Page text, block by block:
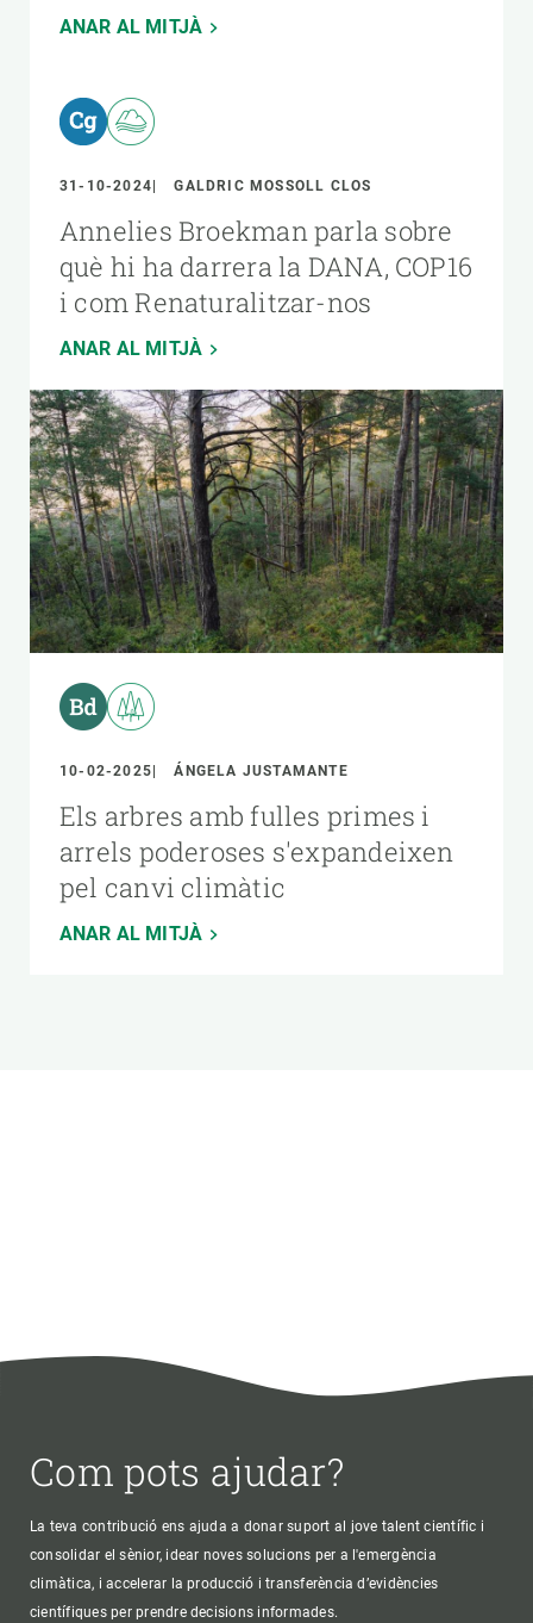
ANAR AL MITJÀ
31-10-2024 GALDRIC MOSSOLL CLOS
Annelies Broekman parla sobre
què hi ha darrera la DANA, COP16
i com Renaturalitzar-nos
ANAR AL MITJÀ
10-02-2025 ÁNGELA JUSTAMANTE
Els arbres amb fulles primes i
arrels poderoses s'expandeixen
pel canvi climàtic
ANAR AL MITJÀ
Com pots ajudar?
La teva contribució ens ajuda a donar suport al jove talent científic i
consolidar el sènior, idear noves solucions per a l'emergència
climàtica, i accelerar la producció i transferència d’evidències
científiques per prendre decisions informades.